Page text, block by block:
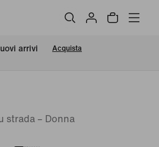
arrivi Acquista
strada – Donna